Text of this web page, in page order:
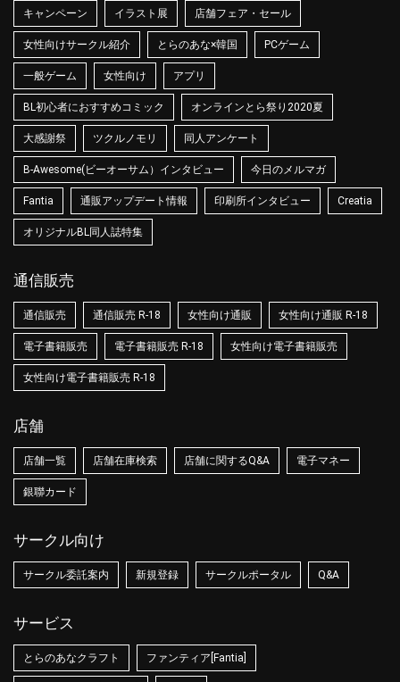
キャンペーン イラスト展 店舗フェア・セール
女性向けサークル紹介 とらのあな×韓国 PCゲーム
一般ゲーム 女性向け アプリ
BL初心者におすすめコミック オンラインとら祭り2020夏
大感謝祭 ツクルノモリ 同人アンケート
B-Awesome(ビーオーサム）インタビュー 今日のメルマガ
Fantia 通販アップデート情報 印刷所インタビュー Creatia
オリジナルBL同人誌特集
通信販売
通信販売 通信販売 R-18 女性向け通販 女性向け通販 R-18
電子書籍販売 電子書籍販売 R-18 女性向け電子書籍販売
女性向け電子書籍販売 R-18
店舗
店舗一覧 店舗在庫検索 店舗に関するQ&A 電子マネー
銀聯カード
サークル向け
サークル委託案内 新規登録 サークルポータル Q&A
サービス
とらのあなクラフト ファンティア[Fantia]